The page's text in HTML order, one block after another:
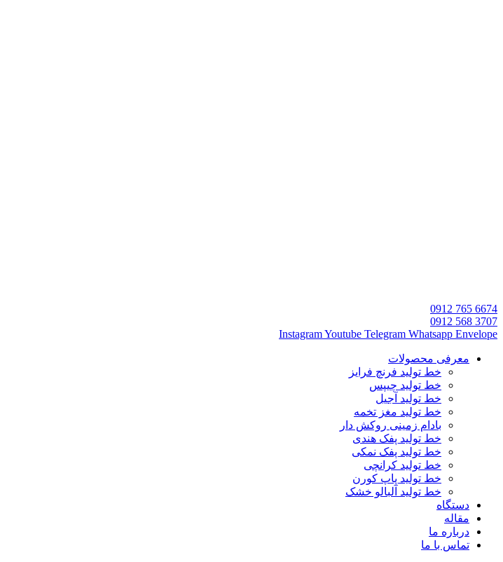
6674 765 0912
3707 568 0912
InstagramYoutube Telegram Whatsapp Envelope
معرفی محصولات
خط تولید فرنچ فرایز
خط تولید چیپس
خط تولید آجیل
خط تولید مغز تخمه
بادام زمینی روکش دار
خط تولید پفک هندی
خط تولید پفک نمکی
خط تولید کرانچی
خط تولید پاپ کورن
خط تولید آلبالو خشک
دستگاه
مقاله
درباره ما
تماس با ما